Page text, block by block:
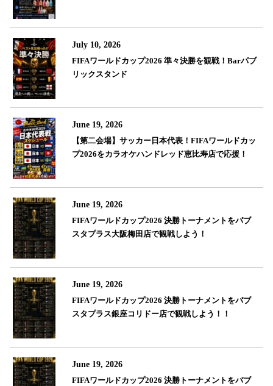
July 10, 2026
FIFAワールドカップ2026 準々決勝を観戦！Barパブ
リックスタンド
June 19, 2026
【第二会場】サッカー日本代表！FIFAワールドカッ
プ2026をカラオケハンドレッド恵比寿店で応援！
June 19, 2026
FIFAワールドカップ2026 決勝トーナメントをパブ
スタプラス大阪梅田店で観戦しよう！
June 19, 2026
FIFAワールドカップ2026 決勝トーナメントをパブ
スタプラス銀座コリドー店で観戦しよう！！
June 19, 2026
FIFAワールドカップ2026 決勝トーナメントをパブ